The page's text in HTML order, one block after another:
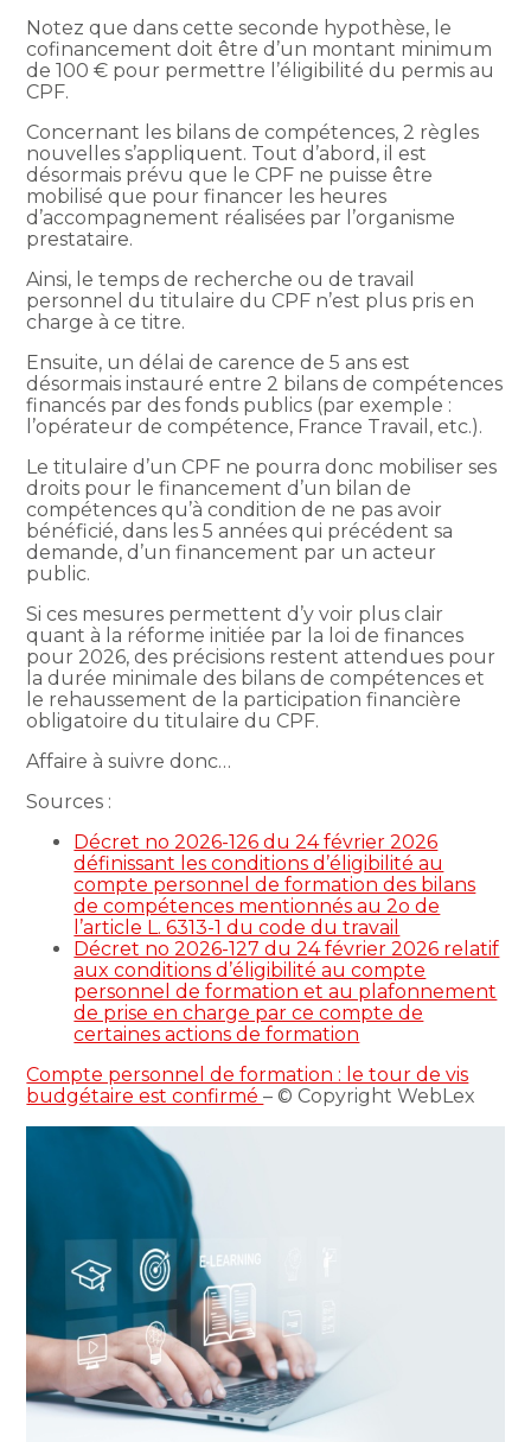
Notez que dans cette seconde hypothèse, le
cofinancement doit être d’un montant minimum
de 100 € pour permettre l’éligibilité du permis au
CPF.
Concernant les bilans de compétences, 2 règles
nouvelles s’appliquent. Tout d’abord, il est
désormais prévu que le CPF ne puisse être
mobilisé que pour financer les heures
d’accompagnement réalisées par l’organisme
prestataire.
Ainsi, le temps de recherche ou de travail
personnel du titulaire du CPF n’est plus pris en
charge à ce titre.
Ensuite, un délai de carence de 5 ans est
désormais instauré entre 2 bilans de compétences
financés par des fonds publics (par exemple :
l’opérateur de compétence, France Travail, etc.).
Le titulaire d’un CPF ne pourra donc mobiliser ses
droits pour le financement d’un bilan de
compétences qu’à condition de ne pas avoir
bénéficié, dans les 5 années qui précédent sa
demande, d’un financement par un acteur
public.
Si ces mesures permettent d’y voir plus clair
quant à la réforme initiée par la loi de finances
pour 2026, des précisions restent attendues pour
la durée minimale des bilans de compétences et
le rehaussement de la participation financière
obligatoire du titulaire du CPF.
Affaire à suivre donc…
Sources :
Décret no 2026-126 du 24 février 2026
définissant les conditions d’éligibilité au
compte personnel de formation des bilans
de compétences mentionnés au 2o de
l’article L. 6313-1 du code du travail
Décret no 2026-127 du 24 février 2026 relatif
aux conditions d’éligibilité au compte
personnel de formation et au plafonnement
de prise en charge par ce compte de
certaines actions de formation
Compte personnel de formation : le tour de vis
budgétaire est confirmé– © Copyright WebLex